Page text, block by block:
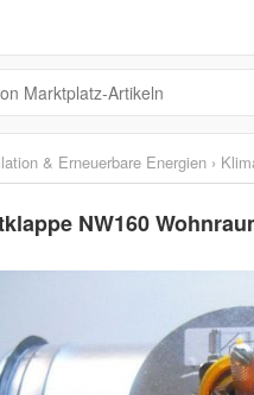
& Erneuerbare Energien ›
NW160